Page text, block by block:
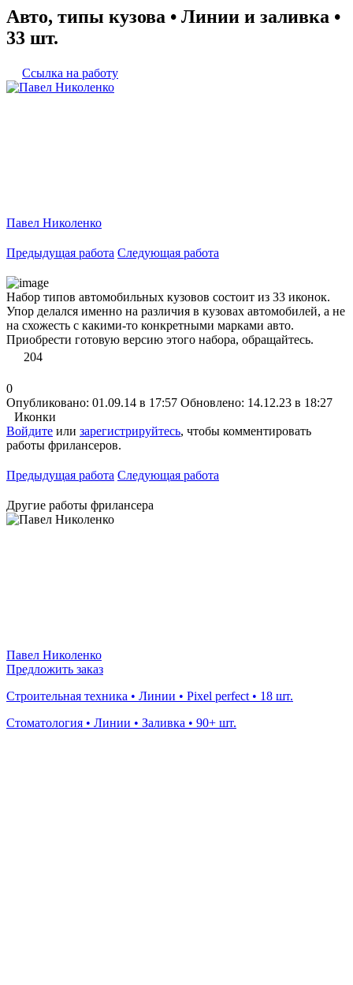
Авто, типы кузова • Линии и заливка •
33 шт.
Ссылка на работу
Павел Николенко
Предыдущая работа Следующая работа
Набор типов автомобильных кузовов состоит из 33 иконок.
Упор делался именно на различия в кузовах автомобилей, а не
на схожесть с какими-то конкретными марками авто.
Приобрести готовую версию этого набора, обращайтесь.
204
0
Опубликовано: 01.09.14 в 17:57 Обновлено: 14.12.23 в 18:27
Иконки
Войдите или зарегистрируйтесь, чтобы комментировать
работы фрилансеров.
Предыдущая работа Следующая работа
Другие работы фрилансера
Павел Николенко
Предложить заказ
Строительная техника • Линии • Pixel perfect • 18 шт.
Стоматология • Линии • Заливка • 90+ шт.